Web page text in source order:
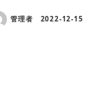
管理者 2022-12-15